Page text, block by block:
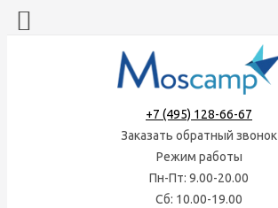
+7 (495) 128-66-67
Заказать обратный звонок
Режим работы
Пн-Пт: 9.00-20.00
Сб: 10.00-19.00